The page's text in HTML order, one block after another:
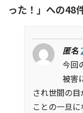
った！ 」への48
匿名
今回
被害
され世間の
ことの一旦に